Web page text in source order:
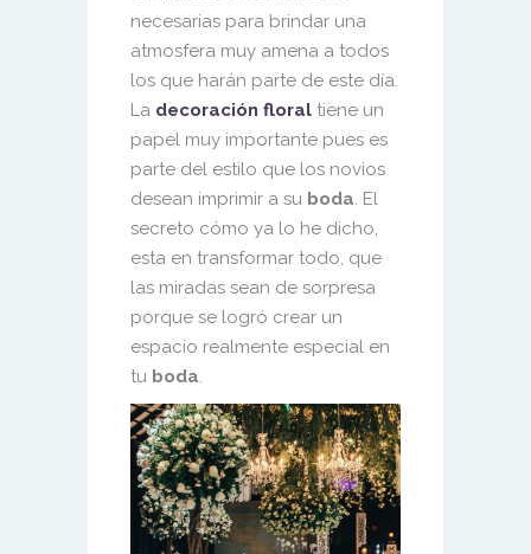
necesarias para brindar una
atmosfera muy amena a todos
los que harán parte de este día.
La decoración floral tiene un
papel muy importante pues es
parte del estilo que los novios
desean imprimir a su boda . El
secreto cómo ya lo he dicho,
esta en transformar todo, que
las miradas sean de sorpresa
porque se logró crear un
espacio realmente especial en
tu boda